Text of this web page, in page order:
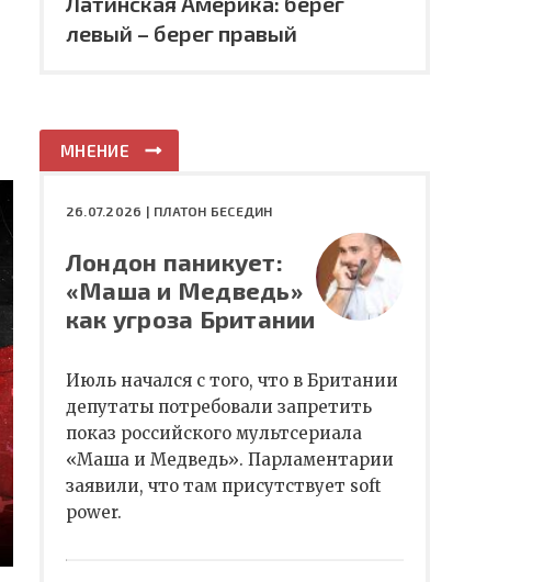
левый – берег правый
МНЕНИЕ
26.07.2026 | ПЛАТОН БЕСЕДИН
Лондон паникует:
«Маша и Медведь»
как угроза Британии
Июль начался с того, что в Британии
депутаты потребовали запретить
показ российского мультсериала
«Маша и Медведь». Парламентарии
заявили, что там присутствует soft
power.